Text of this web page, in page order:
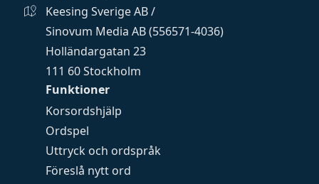
Funktioner
Korsordshjälp
Ordspel
Uttryck och ordspråk
Föreslå nytt ord
Keesing Sverige AB /
Sinovum Media AB (556571-4036)
Holländargatan 23
111 60 Stockholm